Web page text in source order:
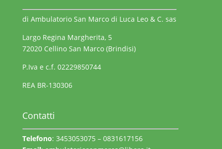
di Ambulatorio San Marco di Luca Leo & C. sas
Largo Regina Margherita, 5
72020 Cellino San Marco (Brindisi)
P.Iva e c.f. 02229850744
REA BR-130306
Contatti
Telefono: 3453053075 – 0831617156